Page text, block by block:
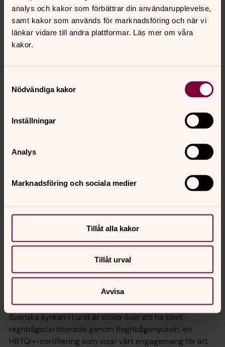
analys och kakor som förbättrar din användarupplevelse,
samt kakor som används för marknadsföring och när vi
länkar vidare till andra plattformar. Läs mer om våra
kakor.
Nödvändiga kakor
Inställningar
Analys
Marknadsföring och sociala medier
Tillåt alla kakor
Tillåt urval
Avvisa
gemenskap.
Torns kyrkor och församlingsgård
församlingsgården i Stångby.
Gubbröra!
för män runt 65 år.
Gospelkör
att beröra oss, och glädje, tacksamhet, sorg, längtan och
gemenskap är sådant som vi alla kan relatera till. Kom
körmedlemmar på hösten.
Jobba hos oss
Vill du bli en av de anställda medarbetarna i Svenska
kyrkan i Lund? Här kan du se vilka jobb som är lediga.
Vi är regnbågscertifierade!
Svenska kyrkan i Lund är stolta över att ha blivit
regnbågscertifierade genom Regnbågsnyckeln, en
HBTQI+-certifiering som visar vårt engagemang för att